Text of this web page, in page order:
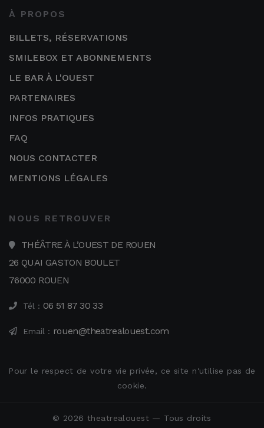
À PROPOS
BILLETS, RÉSERVATIONS
SMILEBOX ET ABONNEMENTS
LE BAR À L'OUEST
PARTENAIRES
INFOS PRATIQUES
FAQ
NOUS CONTACTER
MENTIONS LÉGALES
NOUS RETROUVER
THÉÂTRE À L’OUEST DE ROUEN
26 QUAI GASTON BOULET
76000 ROUEN
Tél : 06 51 87 30 33
Email : rouen@theatrealouest.com
Pour le respect de votre vie privée, ce site n'utilise pas de
cookie.
© 2026theatrealouest— Tous droits